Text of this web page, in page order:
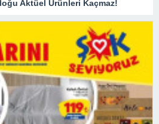
Aktüel Ürünleri Kaçmaz!